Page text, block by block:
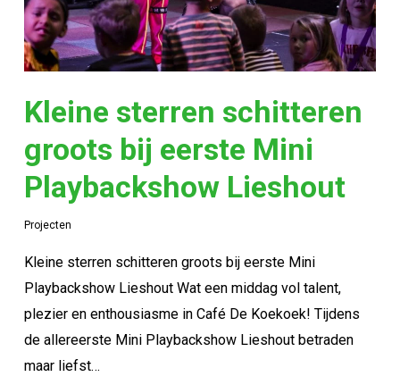
Kleine sterren schitteren
groots bij eerste Mini
Playbackshow Lieshout
Projecten
Kleine sterren schitteren groots bij eerste Mini
Playbackshow Lieshout Wat een middag vol talent,
plezier en enthousiasme in Café De Koekoek! Tijdens
de allereerste Mini Playbackshow Lieshout betraden
maar liefst…